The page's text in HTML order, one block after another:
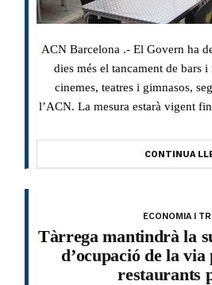
ACN Barcelona .- El Govern ha
dies més el tancament de bars
cinemes, teatres i gimnasos,
l’ACN. La mesura estarà vigent
CONTINUA
ECONOMIA I
Tàrrega mantindrà la
d’ocupació de la
restaurants